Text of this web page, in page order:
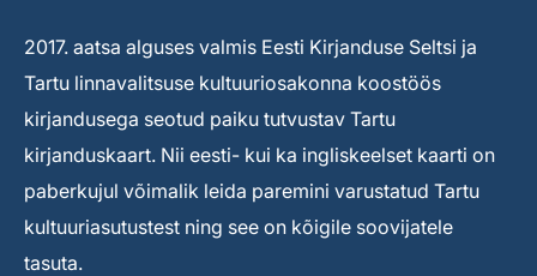
2017. aatsa alguses valmis Eesti Kirjanduse Seltsi ja
Tartu linnavalitsuse kultuuriosakonna koostöös
kirjandusega seotud paiku tutvustav Tartu
kirjanduskaart. Nii eesti- kui ka ingliskeelset kaarti on
paberkujul võimalik leida paremini varustatud Tartu
kultuuriasutustest ning see on kõigile soovijatele
tasuta.